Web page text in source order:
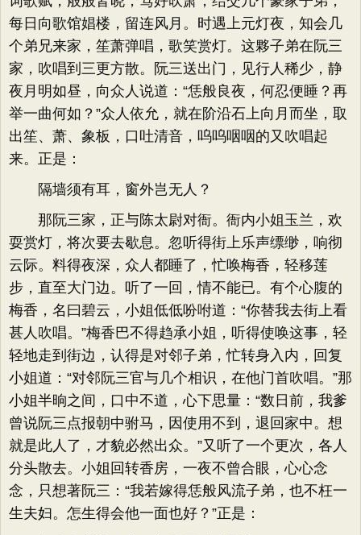
每日向歌馆娼楼，留连风月。时遇上元灯夜，知会几
个弟兄来家，笙萧弹唱，歌笑赏灯。这夥子弟在阮三
家，吹唱到三更方散。阮三送出门，见行人稀少，静
夜月明如昼，向众人说道：“恁般良夜，何忍便睡？再
举一曲何如？”众人依允，就在阶沿石上向月而坐，取
出笙、萧、象板，口吐清音，呜呜咽咽的又吹唱起
来。正是：
隔墙须有耳，窗外岂无人？
那阮三家，正与陈太尉对衙。衙内小姐玉兰，欢
耍赏灯，将次要去歇息。忽听得街上乐声缥缈，响彻
云际。料得夜深，众人都睡了，忙唤梅香，轻移莲
步，直至大门边。听了一回，情不能已。有个心腹的
梅香，名曰碧云，小姐低低吩咐道：“你替我去街上看
甚人吹唱。”梅香巴不得趋承小姐，听得使唤这事，轻
轻地走到街边，认得是对邻子弟，忙转身入内，回复
小姐道：“对邻阮三官与几个相识，在他门首吹唱。”那
小姐半晌之间，口中不道，心下思量：“数日前，我爹
曾说阮三点报朝中驸马，因使用不到，退回家中。想
就是此人了，才貌必然出众。”又听了一个更次，各人
分头散去。小姐回转香房，一夜不曾合眼，心心念
念，只想著阮三：“我若嫁得恁般风流子弟，也不枉一
生夫妇。怎生得会他一面也好？”正是：